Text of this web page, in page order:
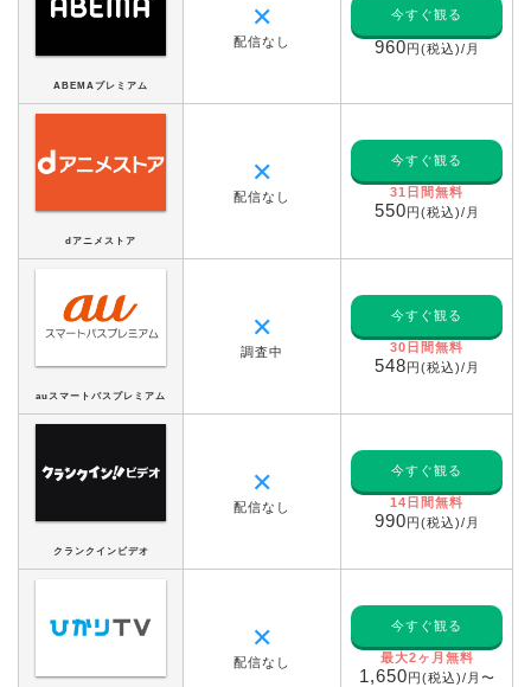
ABEMAプレミアム
✕
配信なし
今すぐ観る
960円(税込)/月
dアニメストア
✕
配信なし
今すぐ観る
31日間無料
550円(税込)/月
auスマートパスプレミアム
✕
調査中
今すぐ観る
30日間無料
548円(税込)/月
クランクインビデオ
✕
配信なし
今すぐ観る
14日間無料
990円(税込)/月
✕
配信なし
今すぐ観る
最大2ヶ月無料
1,650円(税込)/月〜